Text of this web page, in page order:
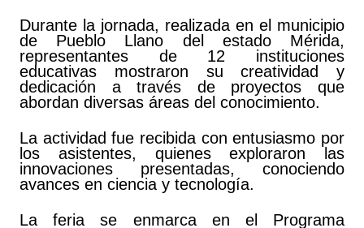
Durante la jornada, realizada en el municipio
de Pueblo Llano del estado Mérida,
representantes de 12 instituciones
educativas mostraron su creatividad y
dedicación a través de proyectos que
abordan diversas áreas del conocimiento.
La actividad fue recibida con entusiasmo por
los asistentes, quienes exploraron las
innovaciones presentadas, conociendo
avances en ciencia y tecnología.
La feria se enmarca en el Programa